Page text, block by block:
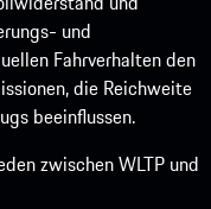
und
Fahrverhalten den
die Reichweite
beeinflussen.
zwischen WLTP und